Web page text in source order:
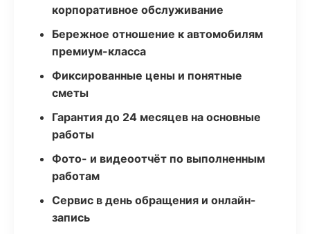
корпоративное обслуживание
Бережное отношение к автомобилям
премиум-класса
Фиксированные цены и понятные
сметы
Гарантия до 24 месяцев на основные
работы
Фото- и видеоотчёт по выполненным
работам
Сервис в день обращения и онлайн-
запись